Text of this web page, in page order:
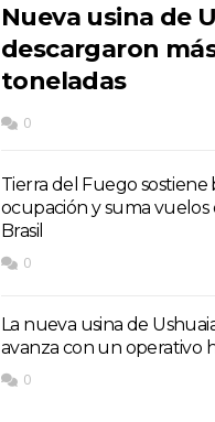
Nueva usina de
descargaron
toneladas
0
Tierra del Fuego sostiene
ocupación y suma vuelos
Brasil
0
La nueva usina de
avanza con un operativo
0